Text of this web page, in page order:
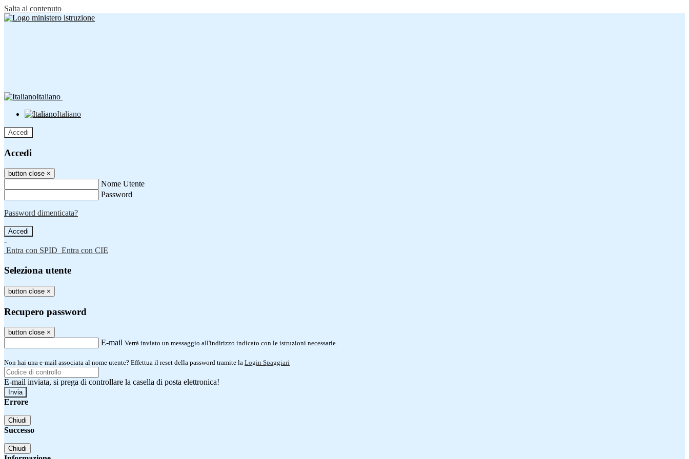
Salta al contenuto
Italiano
Italiano
Accedi
Accedi
button close ×
Nome Utente
Password
Password dimenticata?
-
Entra con SPID Entra con CIE
Seleziona utente
button close ×
Recupero password
button close ×
E-mail Verrà inviato un messaggio all'indirizzo indicato con le istruzioni necessarie.
Non hai una e-mail associata al nome utente? Effettua il reset della password tramite la Login Spaggiari
E-mail inviata, si prega di controllare la casella di posta elettronica!
Errore
Chiudi
Successo
Chiudi